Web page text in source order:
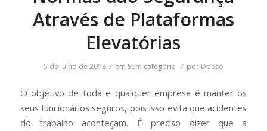
Através de Plataformas
Elevatórias
5 de julho de 2018 / em Sem categoria / por Dpeso
O objetivo de toda e qualquer empresa é manter os
seus funcionários seguros, pois isso evita que acidentes
do trabalho aconteçam. É preciso dizer que a